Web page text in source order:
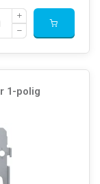
1-polig